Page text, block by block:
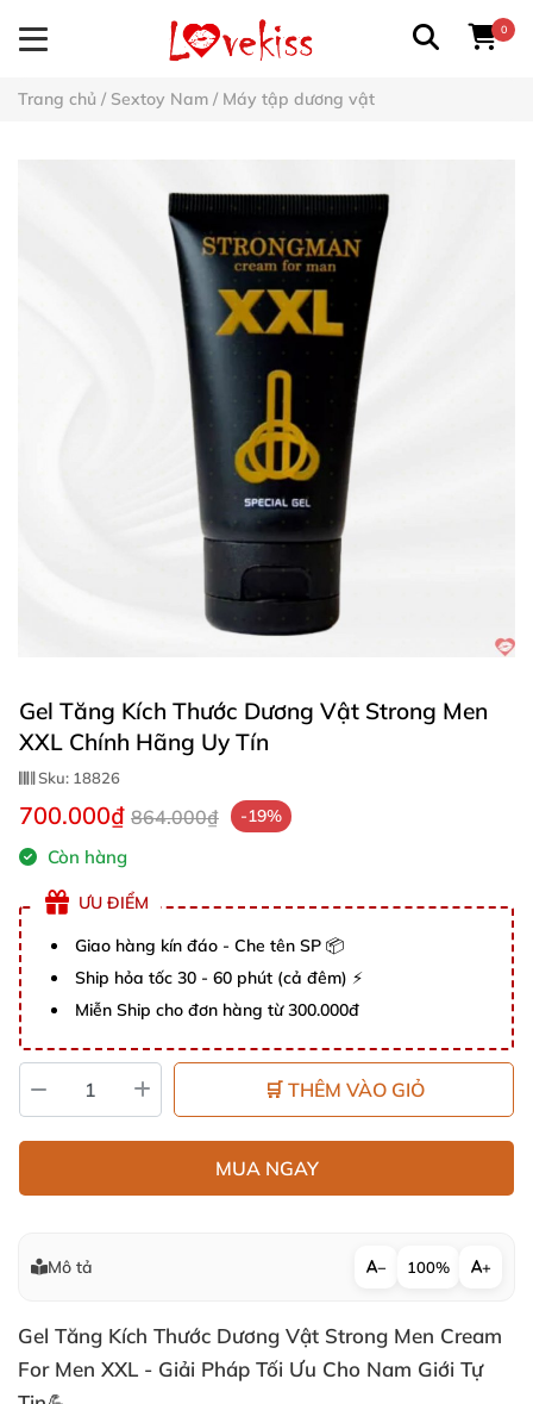
0
Trang chủ / Sextoy Nam / Máy tập dương vật
Gel Tăng Kích Thước Dương Vật Strong Men
XXL Chính Hãng Uy Tín
Sku: 18826
700.000₫ 864.000₫ -19%
Còn hàng
ƯU ĐIỂM
Giao hàng kín đáo - Che tên SP 📦
Ship hỏa tốc 30 - 60 phút (cả đêm) ⚡
Miễn Ship cho đơn hàng từ 300.000đ
🛒 THÊM VÀO GIỎ
MUA NGAY
Mô tả − 100% +
Gel Tăng Kích Thước Dương Vật Strong Men Cream
For Men XXL - Giải Pháp Tối Ưu Cho Nam Giới Tự